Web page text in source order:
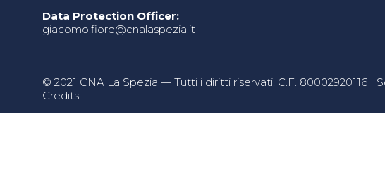
Data Protection Officer:
giacomo.fiore@cnalaspezia.it
© 2021 CNA La Spezia — Tutti i diritti riservati. C.F. 80002920116 |
Credits